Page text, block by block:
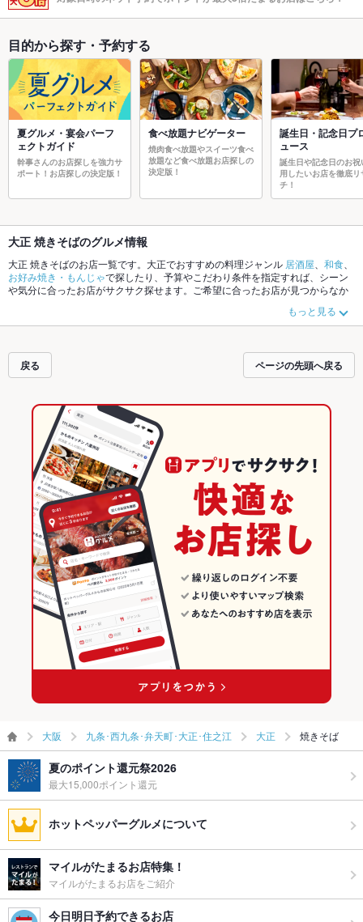
目的から探す・予約する
夏グルメ・宴会パーフ
ェクトガイド
幹事さんのお店探しを強力サ
ポート！お店探しの決定版！
食べ放題ナビゲーター
焼肉食べ放題やスイーツ食べ
放題など食べ放題お店探しの
決定版！
誕生日・記念日プ
ュース
誕生日や記念日のお祝
用したいお店を徹底リ
チ！
大正 焼きそばのグルメ情報
大正 焼きそばのお店一覧です。大正でおすすめの料理ジャンル 居酒屋 和食
お好み焼き・もんじゃで探したり、予算やこだわり条件を指定すれば、シーン
や気分に合ったお店がサクサク探せます。ご希望に合ったお店が見つからなか
トペッパーグルメなら、お得なクーポンはもちろん、こだわりメニューからあ
げ、お茶漬け、手羽先や季節のおすすめ料理など、お店の最新情報をご紹介し
す。友達どうしの飲み会にも、会社の宴会にも、デートやパーティーにもお得
に便利にホットペッパーグルメをご利用ください。
もっと見る
戻る ページの先頭へ戻る
大阪 九条･西九条･弁天町･大正･住之江 大正 焼きそば
夏のポイント還元祭2026
最大15,000ポイント還元
ホットペッパーグルメについて
マイルがたまるお店特集！
マイルがたまるお店をご紹介
今日明日予約できるお店